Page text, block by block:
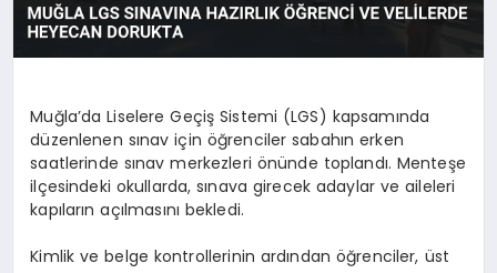
YAŞAM
Muğla’da Liselere Geçiş Sistemi (LGS) kapsamında
düzenlenen sınav için öğrenciler sabahın erken
saatlerinde sınav merkezleri önünde toplandı. Menteşe
ilçesindeki okullarda, sınava girecek adaylar ve aileleri
kapıların açılmasını bekledi.
Kimlik ve belge kontrollerinin ardından öğrenciler, üst